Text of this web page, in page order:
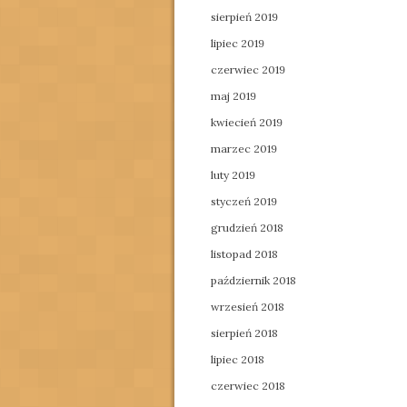
sierpień 2019
lipiec 2019
czerwiec 2019
maj 2019
kwiecień 2019
marzec 2019
luty 2019
styczeń 2019
grudzień 2018
listopad 2018
październik 2018
wrzesień 2018
sierpień 2018
lipiec 2018
czerwiec 2018